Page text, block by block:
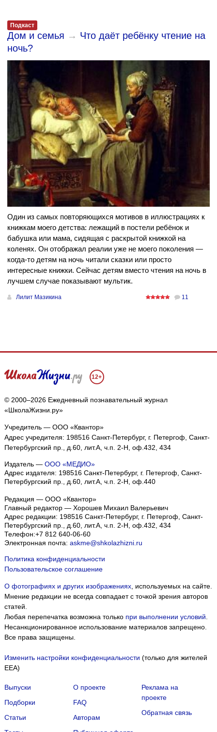
Подкаст
Дом и семья → Что даёт ребёнку чтение на
ночь?
Один из самых повторяющихся мотивов в иллюстрациях к
книжкам моего детства: лежащий в постели ребёнок и
бабушка или мама, сидящая с раскрытой книжкой на
коленях. Он отображал реалии уже не моего поколения —
когда-то детям на ночь читали сказки или просто
интересные книжки. Сейчас детям вместо чтения на ночь в
лучшем случае показывают мультик.
Лилит Мазикина 11
12+
© 2000–2026 Ежедневный познавательный журнал
«ШколаЖизни.ру»
Учредитель — ООО «Квантор»
Адрес учредителя: 198516 Санкт-Петербург, г. Петергоф, Санкт-
Петербургский пр., д.60, лит.А, ч.п. 2-Н, оф.432, 434
Издатель — ООО «МЕДИО»
Адрес издателя: 198516 Санкт-Петербург, г. Петергоф, Санкт-
Петербургский пр., д.60, лит.А, ч.п. 2-Н, оф.440
Редакция — ООО «Квантор»
Главный редактор — Хорошев Михаил Валерьевич
Адрес редакции: 198516 Санкт-Петербург, г. Петергоф, Санкт-
Петербургский пр., д.60, лит.А, ч.п. 2-Н, оф.432, 434
Телефон:+7 812 640-06-60
Электронная почта: askme@shkolazhizni.ru
Политика конфиденциальности
Пользовательское соглашение
О фотографиях и других изображениях, используемых на сайте.
Мнение редакции не всегда совпадает с точкой зрения авторов
статей.
Любая перепечатка возможна только при выполнении условий.
Несанкционированное использование материалов запрещено.
Все права защищены.
Изменить настройки конфиденциальности (только для жителей
EEA)
Выпуски
Подборки
Статьи
О проекте
FAQ
Авторам
Реклама на
проекте
Обратная связь